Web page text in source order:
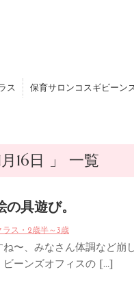
ス 保育サロンコスギビーン
16日 」 一覧
具遊び。
ラス・2歳半～3歳
〜、みなさん体調など崩
ビーンズオフィスの […]